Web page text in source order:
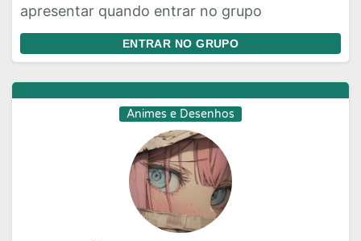
apresentar quando entrar no grupo
ENTRAR NO GRUPO
Animes e Desenhos